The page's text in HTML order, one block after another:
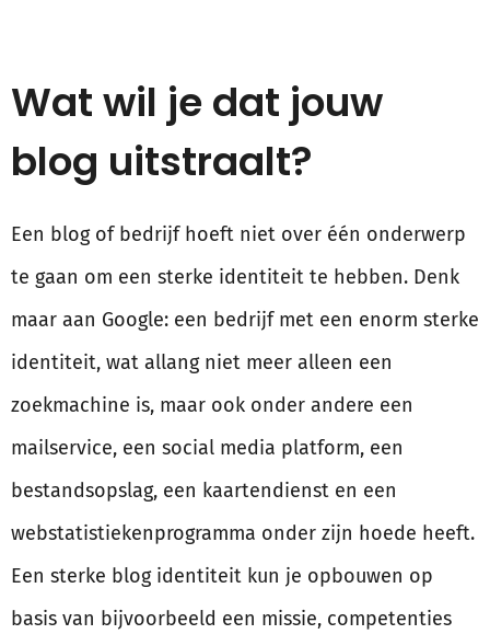
Wat wil je dat jouw
blog uitstraalt?
Een blog of bedrijf hoeft niet over één onderwerp
te gaan om een sterke identiteit te hebben. Denk
maar aan Google: een bedrijf met een enorm sterke
identiteit, wat allang niet meer alleen een
zoekmachine is, maar ook onder andere een
mailservice, een social media platform, een
bestandsopslag, een kaartendienst en een
webstatistiekenprogramma onder zijn hoede heeft.
Een sterke blog identiteit kun je opbouwen op
basis van bijvoorbeeld een missie, competenties